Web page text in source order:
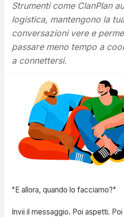
Strumenti come ClanPlan
logistica, mantengono la
conversazioni vere e
passare meno tempo a
a connettersi.
"E allora, quando lo facciamo?"
Invii il messaggio. Poi aspetti.